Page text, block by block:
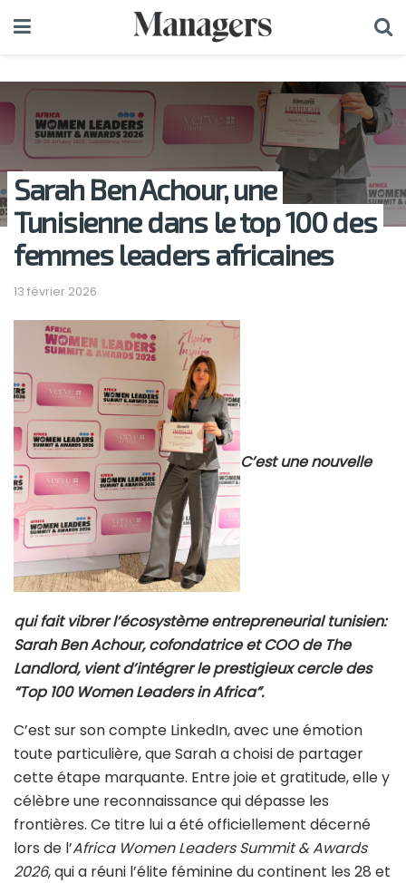
Sarah Ben Achour, une
Tunisienne dans le top 100 des
femmes leaders africaines
13 février 2026
C’est une nouvelle
qui fait vibrer l’écosystème entrepreneurial tunisien:
Sarah Ben Achour, cofondatrice et COO de The
Landlord, vient d’intégrer le prestigieux cercle des
“Top 100 Women Leaders in Africa”.
C’est sur son compte LinkedIn, avec une émotion
toute particulière, que Sarah a choisi de partager
cette étape marquante. Entre joie et gratitude, elle y
célèbre une reconnaissance qui dépasse les
frontières. Ce titre lui a été officiellement décerné
lors de l’Africa Women Leaders Summit & Awards
2026, qui a réuni l’élite féminine du continent les 28 et